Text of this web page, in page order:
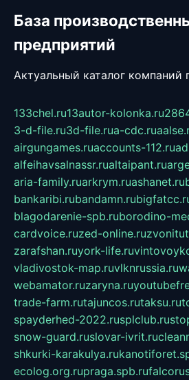
База
предприятий
Актуальный каталог компаний
133chel.ru13autor-kolonka.ru
3-d-file.ru3d-file.rua-cdc.ru
airgungames.ruaccounts-112.ru
alfeihavsalnassr.rualtaipant.ru
aria-family.ruarkrym.ruashanet.ru
bankaribi.rubandamn.ru
blagodarenie-spb.ruborodino-
cardvoice.ruzed-online.ru
zarafshan.ruyork-life.ru
vladivostok-map.ruvlknrussia.ru
webamator.ruzaryna.ru
trade-farm.rutajuncos.rutaksu.ru
spayderhed-2022.rusplclub.ru
snow-guard.ruslovar-ivrit.ru
shkurki-karakulya.ru
ecolog.org.rupraga.spb.ru